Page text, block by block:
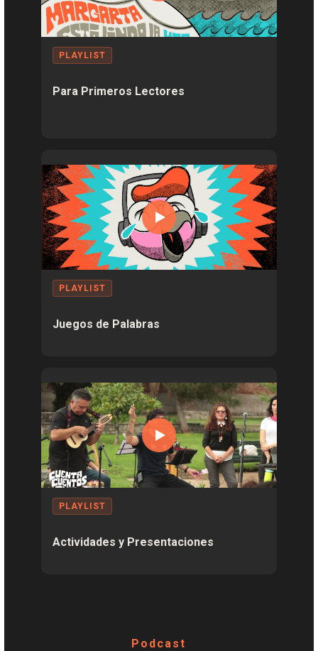
PLAYLIST
Para Primeros Lectores
PLAYLIST
Juegos de Palabras
PLAYLIST
Actividades y Presentaciones
Podcast